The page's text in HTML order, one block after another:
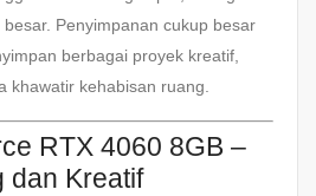
Penyimpanan cukup besar
berbagai proyek kreatif,
khawatir kehabisan ruang.
RTX 4060 8GB –
dan Kreatif